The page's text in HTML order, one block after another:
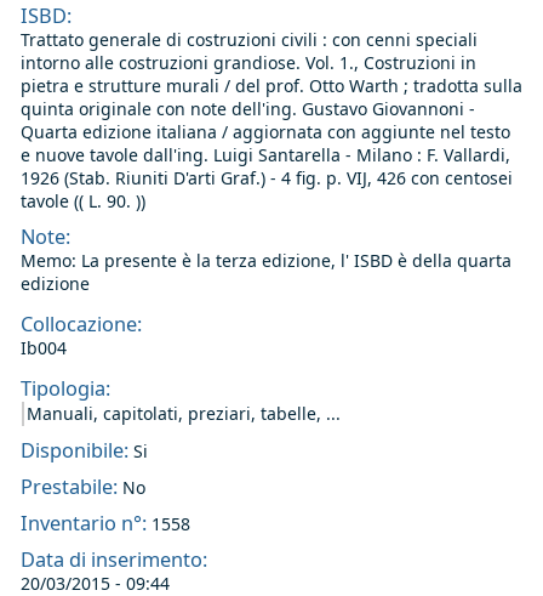
ISBD:
Trattato generale di costruzioni civili : con cenni speciali
intorno alle costruzioni grandiose. Vol. 1., Costruzioni in
pietra e strutture murali / del prof. Otto Warth ; tradotta sulla
quinta originale con note dell'ing. Gustavo Giovannoni -
Quarta edizione italiana / aggiornata con aggiunte nel testo
e nuove tavole dall'ing. Luigi Santarella - Milano : F. Vallardi,
1926 (Stab. Riuniti D'arti Graf.) - 4 fig. p. VIJ, 426 con centosei
tavole (( L. 90. ))
Note:
Memo: La presente è la terza edizione, l' ISBD è della quarta
edizione
Collocazione:
Ib004
Tipologia:
Manuali, capitolati, preziari, tabelle, ...
Disponibile: Si
Prestabile: No
Inventario n°: 1558
Data di inserimento:
20/03/2015 - 09:44